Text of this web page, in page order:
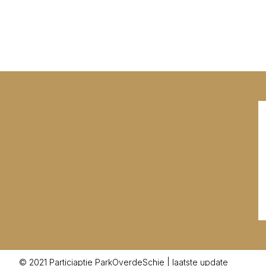
© 2021 Particiaptie ParkOverdeSchie | laatste update